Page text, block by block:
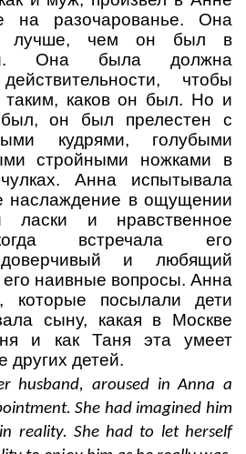
на разочарованье. Она
лучше, чем он был в
Она была должна
чтобы
таким, каков он был. Но и
он был прелестен с
кудрями, голубыми
стройными ножками в
Анна испытывала
наслаждение в ощущении
ласки и нравственное
встречала его
и любящий
наивные вопросы. Анна
которые посылали дети
сыну, какая в Москве
и как Таня эта умеет
других детей.
husband, aroused in Anna a
She had imagined him
reality. She had to let herself